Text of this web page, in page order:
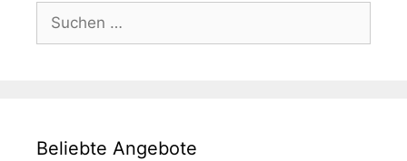
Suchen
nach:
Beliebte Angebote